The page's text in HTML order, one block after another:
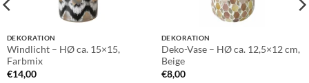
Wunschliste
DEKORATION
Windlicht – HØ ca. 15×15,
Farbmix
€14,00
Wunschliste
DEKORATION
Deko-Vase – HØ ca. 12,5×12 cm,
Beige
€8,00